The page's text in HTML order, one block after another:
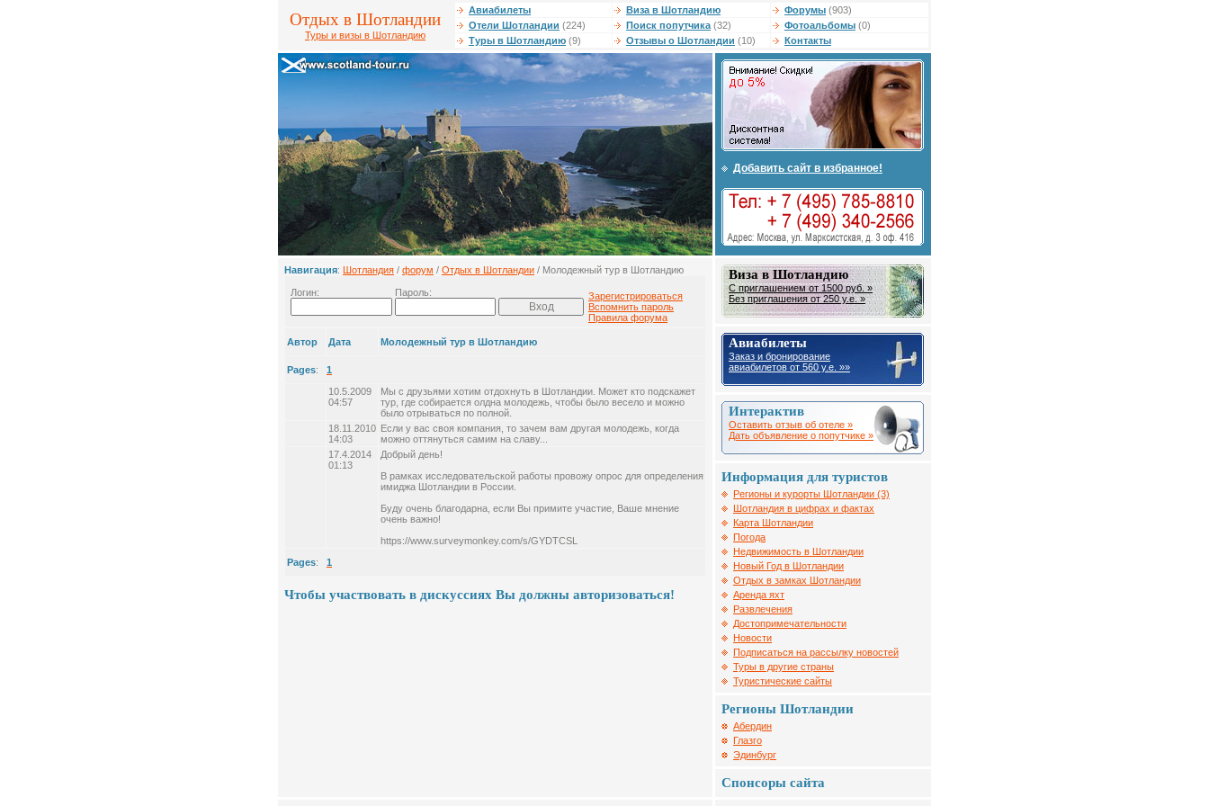
Отдых в Шотландии
Туры и визы в Шотландию
Авиабилеты Виза в Шотландию Форумы (903)
Отели Шотландии (224) Поиск попутчика (32) Фотоальбомы (0)
Туры в Шотландию (9) Отзывы о Шотландии (10) Контакты
Добавить сайт в избранное!
Навигация: Шотландия / форум / Отдых в Шотландии / Молодежный тур в Шотландию
Логин: Пароль:
Зарегистрироваться
Вспомнить пароль
Правила форума
Автор Дата Молодежный тур в Шотландию
Pages: 1
10.5.2009
04:57
Мы с друзьями хотим отдохнуть в Шотландии. Может кто подскажет
тур, где собирается олдна молодежь, чтобы было весело и можно
было отрываться по полной.
18.11.2010
14:03
Если у вас своя компания, то зачем вам другая молодежь, когда
можно оттянуться самим на славу...
17.4.2014
01:13
Добрый день!
В рамках исследовательской работы провожу опрос для определения
имиджа Шотландии в России.
Буду очень благодарна, если Вы примите участие, Ваше мнение
очень важно!
https://www.surveymonkey.com/s/GYDTCSL
Pages: 1
Чтобы участвовать в дискуссиях Вы должны авторизоваться!
Виза в Шотландию
С приглашением от 1500 руб. »
Без приглашения от 250 у.е. »
Авиабилеты
Заказ и бронирование
авиабилетов от 560 у.е. »»
Интерактив
Оставить отзыв об отеле »
Дать объявление о попутчике »
Информация для туристов
Регионы и курорты Шотландии (3)
Шотландия в цифрах и фактах
Карта Шотландии
Погода
Недвижимость в Шотландии
Новый Год в Шотландии
Отдых в замках Шотландии
Аренда яхт
Развлечения
Достопримечательности
Новости
Подписаться на рассылку новостей
Туры в другие страны
Туристические сайты
Регионы Шотландии
Абердин
Глазго
Эдинбург
Спонсоры сайта